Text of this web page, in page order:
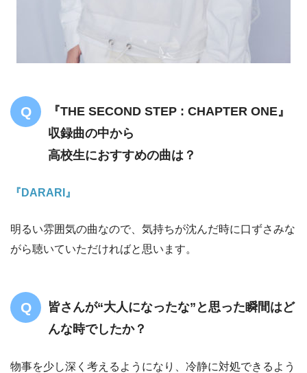
『THE SECOND STEP : CHAPTER ONE』
収録曲の中から
高校生におすすめの曲は？
『DARARI』
明るい雰囲気の曲なので、気持ちが沈んだ時に口ずさみな
がら聴いていただければと思います。
皆さんが“大人になったな”と思った瞬間はど
んな時でしたか？
物事を少し深く考えるようになり、冷静に対処できるよう